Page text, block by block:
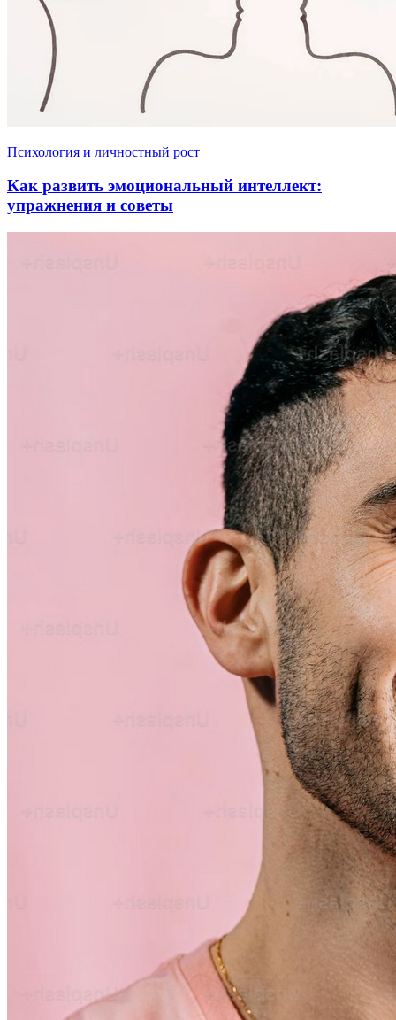
Психология и личностный рост
Как развить эмоциональный интеллект:
упражнения и советы